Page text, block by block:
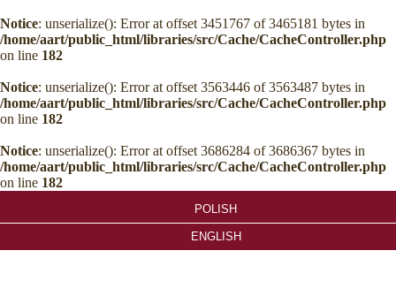
Notice: unserialize(): Error at offset 3451767 of 3465181 bytes in
/home/aart/public_html/libraries/src/Cache/CacheController.php
on line 182
Notice: unserialize(): Error at offset 3563446 of 3563487 bytes in
/home/aart/public_html/libraries/src/Cache/CacheController.php
on line 182
Notice: unserialize(): Error at offset 3686284 of 3686367 bytes in
/home/aart/public_html/libraries/src/Cache/CacheController.php
on line 182
POLISH
ENGLISH